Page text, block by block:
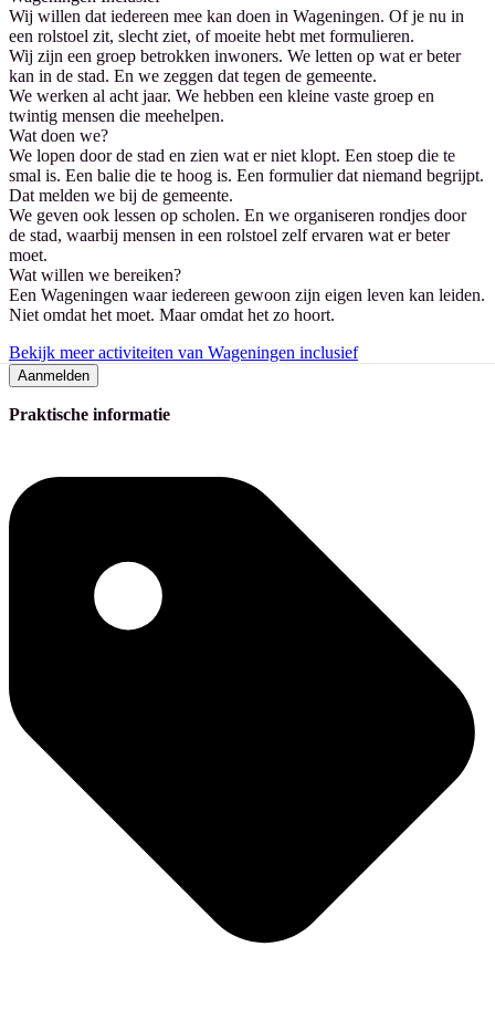
Wij willen dat iedereen mee kan doen in Wageningen. Of je nu in
een rolstoel zit, slecht ziet, of moeite hebt met formulieren.
Wij zijn een groep betrokken inwoners. We letten op wat er beter
kan in de stad. En we zeggen dat tegen de gemeente.
We werken al acht jaar. We hebben een kleine vaste groep en
twintig mensen die meehelpen.
Wat doen we?
We lopen door de stad en zien wat er niet klopt. Een stoep die te
smal is. Een balie die te hoog is. Een formulier dat niemand begrijpt.
Dat melden we bij de gemeente.
We geven ook lessen op scholen. En we organiseren rondjes door
de stad, waarbij mensen in een rolstoel zelf ervaren wat er beter
moet.
Wat willen we bereiken?
Een Wageningen waar iedereen gewoon zijn eigen leven kan leiden.
Niet omdat het moet. Maar omdat het zo hoort.
Bekijk meer activiteiten van Wageningen inclusief
Aanmelden
Praktische informatie